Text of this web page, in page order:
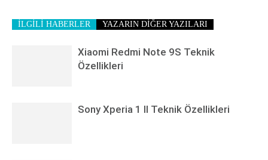
İLGİLİ HABERLER YAZARIN DİĞER YAZILARI
Xiaomi Redmi Note 9S Teknik
Özellikleri
Sony Xperia 1 II Teknik Özellikleri